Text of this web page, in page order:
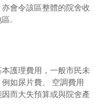
會令該區整體的院舍收
.
護理費用，一般市民未
如尿片費、 空調費用
而大失預算或與院舍產